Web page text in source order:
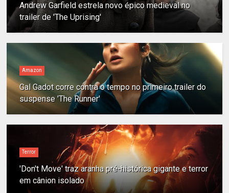
Andrew Garfield estrela novo épico medieval no
trailer de 'The Uprising'
Amazon
Gal Gadot corre contra o tempo no primeiro trailer do
suspense 'The Runner'
Terror
'Don't Move' traz aranha pré-histórica gigante e terror
em cânion isolado